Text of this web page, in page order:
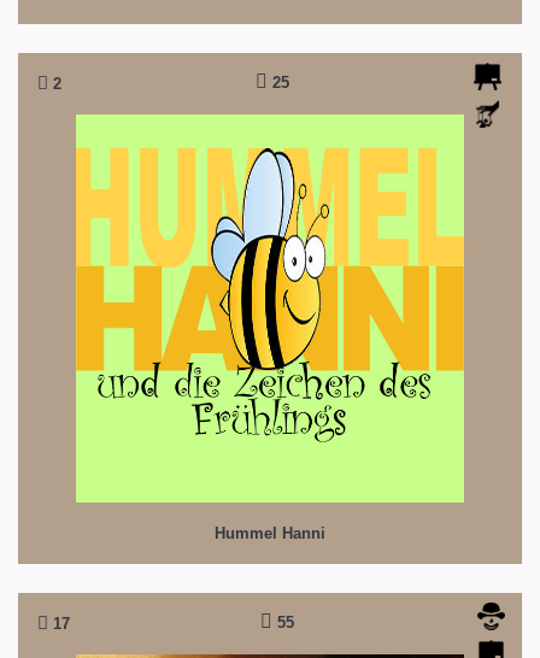
2 25
Hummel Hanni
Hummel Hanni
So sieht der Frühling aus...
17 55